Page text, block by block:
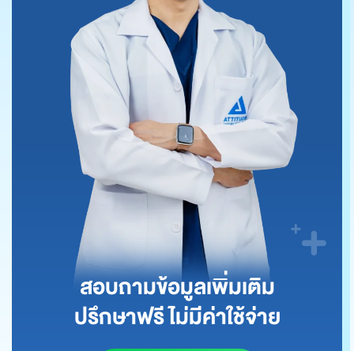
สอบถามข้อมูลเพิ่มเติม
ปรึกษาฟรี ไม่มีค่าใช้จ่าย